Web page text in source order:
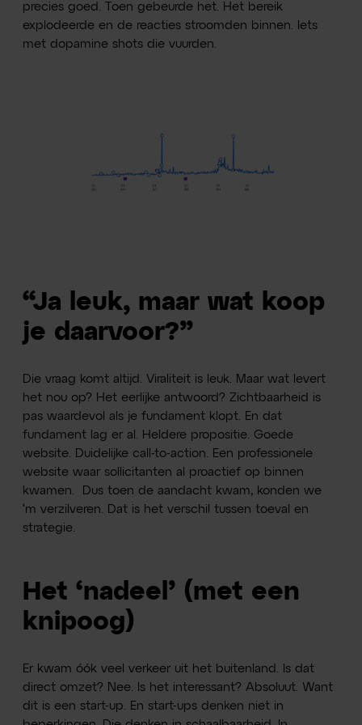
precies goed. Toen gebeurde het. Het bereik
explodeerde en de reacties stroomden binnen. Iets
met dopamine shots die vuurden.
“Ja leuk, maar wat koop
je daarvoor?”
Die vraag komt altijd. Viraliteit is leuk. Maar wat levert
het nou op? Het eerlijke antwoord? Zichtbaarheid is
pas waardevol als je fundament klopt. En dat
fundament lag er al. Heldere propositie. Goede
website. Duidelijke call-to-action. Een professionele
website waar sollicitanten al proactief op binnen
kwamen. Dus toen de aandacht kwam, konden we
‘m verzilveren. Dat is het verschil tussen toeval en
strategie.
Het ‘nadeel’ (met een
knipoog)
Er kwam óók veel verkeer uit het buitenland. Is dat
direct omzet? Nee. Is het interessant? Absoluut. Want
dit is een start-up. En start-ups denken niet in